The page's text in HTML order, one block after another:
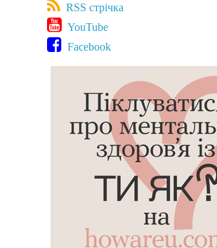
RSS стрічка
YouTube
Facebook